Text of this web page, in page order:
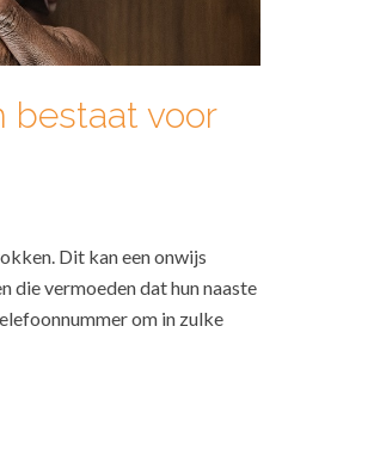
bestaat voor
Dit kan een onwijs
die vermoeden dat hun naaste
om in zulke